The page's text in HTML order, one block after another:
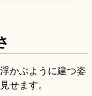
かぶように建つ姿
せます。